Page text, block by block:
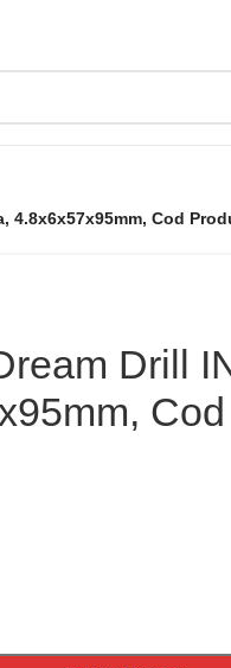
4.8x6x57x95mm, Cod
Drill